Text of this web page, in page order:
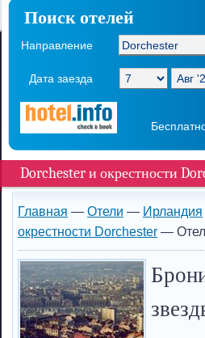
Поиск отелей
Направление
Дата заезда
Dorchester и окрестности
Главная — Отели — Ирландия
окрестности Dorchester —